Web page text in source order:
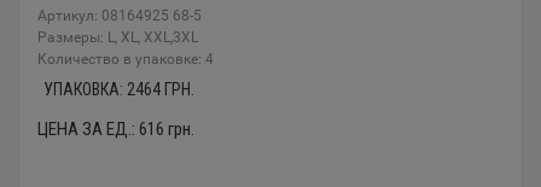
Артикул: 08164925 68-5
Размеры: L, XL, XXL,3XL
Количество в упаковке: 4
УПАКОВКА: 2464 ГРН.
ЦЕНА ЗА ЕД.: 616 грн.